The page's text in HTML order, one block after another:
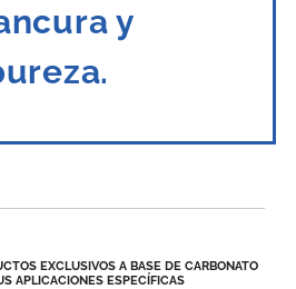
y
EXCLUSIVOS A BASE DE CARBONATO
APLICACIONES ESPECÍFICAS